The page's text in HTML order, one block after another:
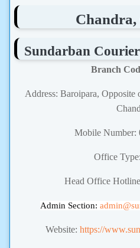
Sundarban
Branch
Address: Baroipara,
Mobile Number:
Office
Head Office
Admin Section: admin
Website: https://